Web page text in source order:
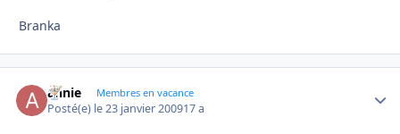
Branka
annie Membres en vacance
Posté(e) le 23 janvier 200917 a